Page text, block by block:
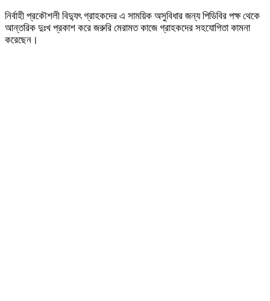
নির্বাহী প্রকৌশলী বিদ্যুৎ গ্রাহকদের এ সাময়িক অসুবিধার জন্য পিডিবির পক্ষ থেকে
আন্তরিক দুঃখ প্রকাশ করে জরুরি মেরামত কাজে গ্রাহকদের সহযোগিতা কামনা
করেছেন।